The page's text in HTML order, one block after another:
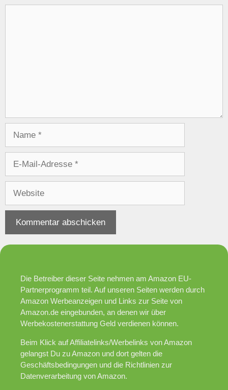
Adresse
Die Betreiber dieser Seite nehmen am Amazon EU-
Partnerprogramm teil. Auf unseren Seiten werden durch
Amazon Werbeanzeigen und Links zur Seite von
Amazon.de eingebunden, an denen wir über
Werbekostenerstattung Geld verdienen können.
Beim Klick auf Affiliatelinks/Werbelinks von Amazon
gelangst Du zu Amazon und dort gelten die
Geschäftsbedingungen und die Richtlinien zur
Datenverarbeitung von Amazon.